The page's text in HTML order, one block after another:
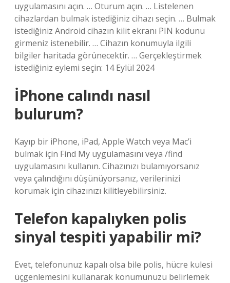
uygulamasını açın. … Oturum açın. … Listelenen
cihazlardan bulmak istediğiniz cihazı seçin. … Bulmak
istediğiniz Android cihazın kilit ekranı PIN kodunu
girmeniz istenebilir. … Cihazın konumuyla ilgili
bilgiler haritada görünecektir. … Gerçekleştirmek
istediğiniz eylemi seçin: 14 Eylül 2024
İPhone calındı nasıl
bulurum?
Kayıp bir iPhone, iPad, Apple Watch veya Mac’i
bulmak için Find My uygulamasını veya /find
uygulamasını kullanın. Cihazınızı bulamıyorsanız
veya çalındığını düşünüyorsanız, verilerinizi
korumak için cihazınızı kilitleyebilirsiniz.
Telefon kapalıyken polis
sinyal tespiti yapabilir mi?
Evet, telefonunuz kapalı olsa bile polis, hücre kulesi
üçgenlemesini kullanarak konumunuzu belirlemek